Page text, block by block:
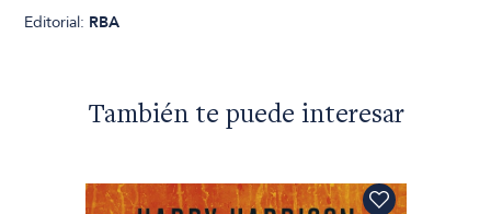
Editorial: RBA
También te puede interesar